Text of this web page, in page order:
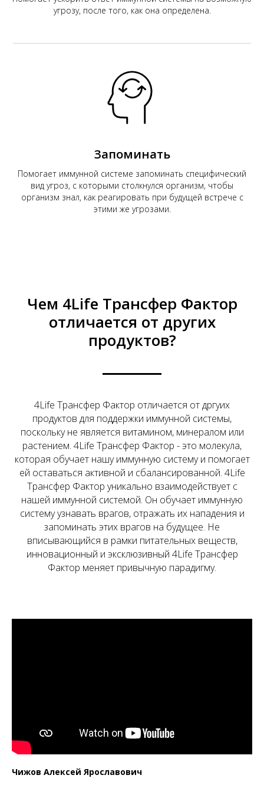
угрозу, после того, как она определена.
Запоминать
Помогает иммунной системе запоминать специфический
вид угроз, с которыми столкнулся организм, чтобы
организм знал, как реагировать при будущей встрече с
этими же угрозами.
Чем 4Life Трансфер Фактор
отличается от других
продуктов?
4Life Трансфер Фактор отличается от дргуих
продуктов для поддержки иммунной системы,
поскольку не является витамином, минералом или
растением. 4Life Трансфер Фактор - это молекула,
которая обучает нашу иммунную систему и помогает
ей оставаться активной и сбалансированной. 4Life
Трансфер Фактор уникально взаимодействует с
нашей иммунной системой. Он обучает иммунную
систему узнавать врагов, отражать их нападения и
запоминать этих врагов на будущее. Не
вписывающийся в рамки питательных веществ,
инновационный и эксклюзивный 4Life Трансфер
Фактор меняет привычную парадигму.
Чижов Алексей Ярославович